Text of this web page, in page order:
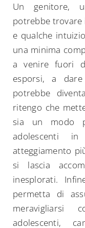
Un genitore,
potrebbe trovare
e qualche
una minima
a venire fuori
esporsi, a
potrebbe
ritengo che
sia un modo
adolescenti
atteggiamento
si lascia
inesplorati.
permetta di
meravigliarsi
adolescenti,